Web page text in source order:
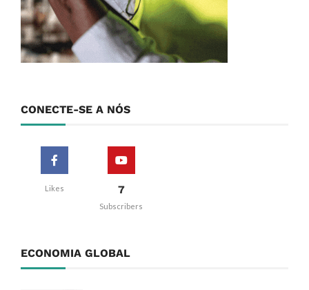
CONECTE-SE A NÓS
Likes 7
Subscribers
ECONOMIA GLOBAL